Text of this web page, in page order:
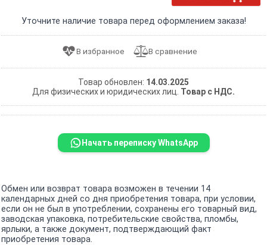
Уточните наличие товара перед оформлением заказа!
Товар обновлен: 14.03.2025
Для физических и юридических лиц. Товар с НДС.
Начать переписку WhatsApp
Обмен или возврат товара возможен в течении 14
календарных дней со дня приобретения товара, при условии,
если он не был в употреблении, сохранены его товарный вид,
заводская упаковка, потребительские свойства, пломбы,
ярлыки, а также документ, подтверждающий факт
приобретения товара.